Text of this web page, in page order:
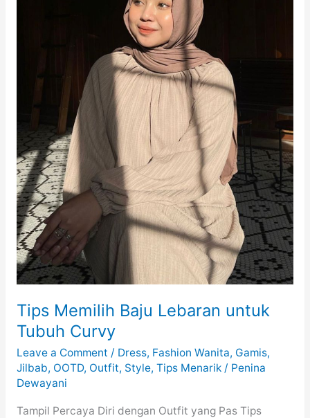
Tips Memilih Baju Lebaran untuk
Tubuh Curvy
Leave a Comment / Dress, Fashion Wanita, Gamis,
Jilbab, OOTD, Outfit, Style, Tips Menarik/ Penina
Dewayani
Tampil Percaya Diri dengan Outfit yang Pas Tips